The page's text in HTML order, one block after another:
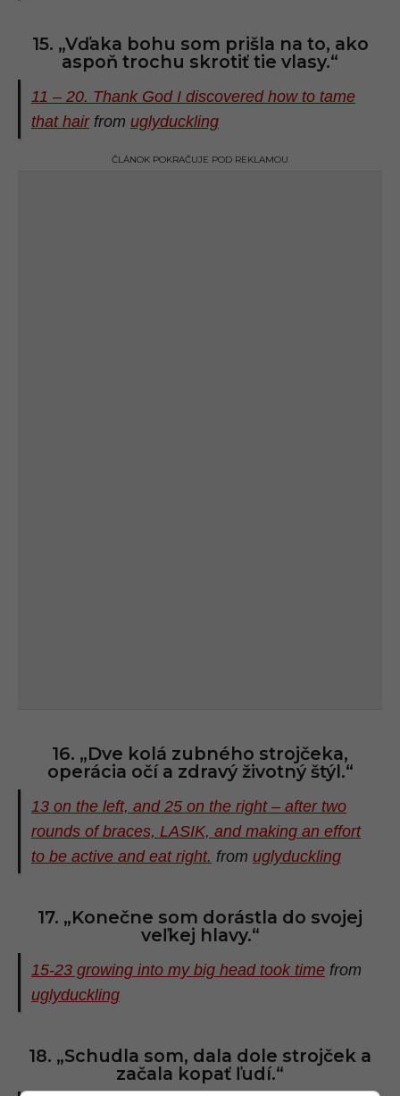
15. „Vďaka bohu som prišla na to, ako
aspoň trochu skrotiť tie vlasy.“
11 – 20. Thank God I discovered how to tame
that hairfrom uglyduckling
ČLÁNOK POKRAČUJE POD REKLAMOU
16. „Dve kolá zubného strojčeka,
operácia očí a zdravý životný štýl.“
13 on the left, and 25 on the right – after two
rounds of braces, LASIK, and making an effort
to be active and eat right. from uglyduckling
17. „Konečne som dorástla do svojej
veľkej hlavy.“
15-23 growing into my big head took time from
uglyduckling
18. „Schudla som, dala dole strojček a
začala kopať ľudí.“